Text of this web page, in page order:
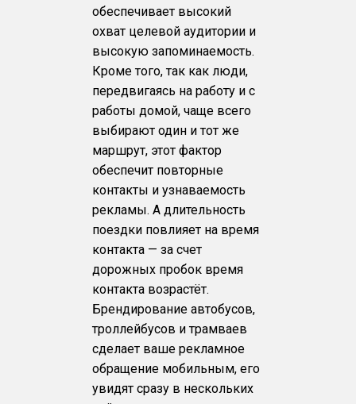
обеспечивает высокий
охват целевой аудитории и
высокую запоминаемость.
Кроме того, так как люди,
передвигаясь на работу и с
работы домой, чаще всего
выбирают один и тот же
маршрут, этот фактор
обеспечит повторные
контакты и узнаваемость
рекламы. А длительность
поездки повлияет на время
контакта — за счет
дорожных пробок время
контакта возрастёт.
Брендирование автобусов,
троллейбусов и трамваев
сделает ваше рекламное
обращение мобильным, его
увидят сразу в нескольких